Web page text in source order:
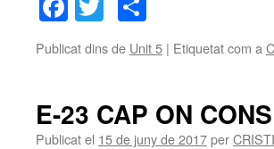
Publicat dins de Unit 5 | Etiquetat com a
E-23 CAP ON
Publicat el 15 de juny de 2017per